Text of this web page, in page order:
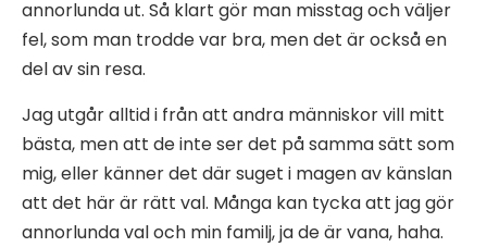
annorlunda ut. Så klart gör man misstag och väljer
fel, som man trodde var bra, men det är också en
del av sin resa.
Jag utgår alltid i från att andra människor vill mitt
bästa, men att de inte ser det på samma sätt som
mig, eller känner det där suget i magen av känslan
att det här är rätt val. Många kan tycka att jag gör
annorlunda val och min familj, ja de är vana, haha.